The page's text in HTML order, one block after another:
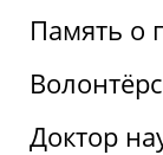
Память о
Доктор